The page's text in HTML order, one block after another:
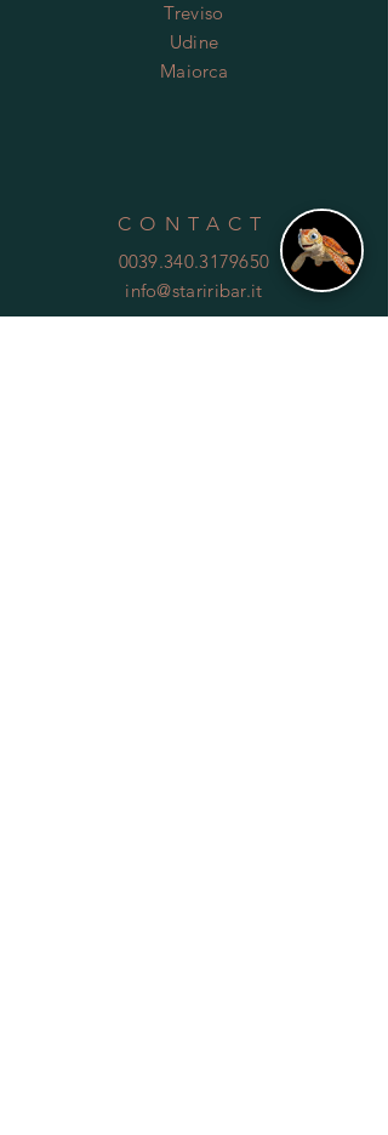
Treviso
Udine
Maiorca
CONTACT
0039.340.3179650
info@stariribar.it